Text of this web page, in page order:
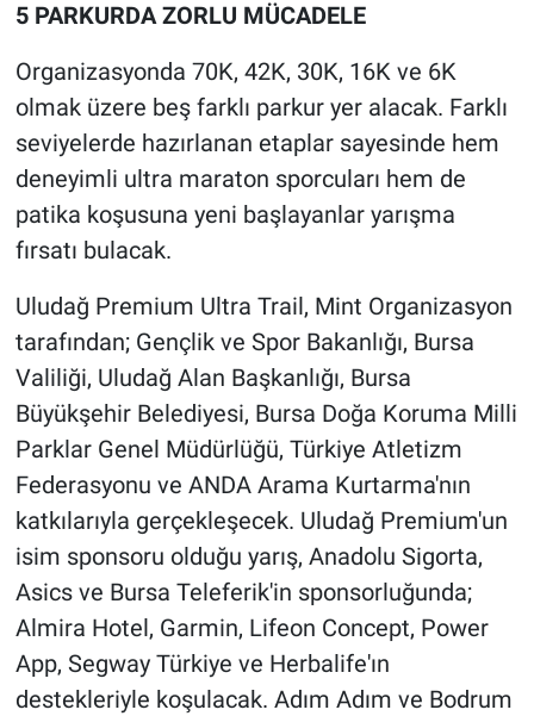
5 PARKURDA ZORLU MÜCADELE
Organizasyonda 70K, 42K, 30K, 16K ve 6K
olmak üzere beş farklı parkur yer alacak. Farklı
seviyelerde hazırlanan etaplar sayesinde hem
deneyimli ultra maraton sporcuları hem de
patika koşusuna yeni başlayanlar yarışma
fırsatı bulacak.
Uludağ Premium Ultra Trail, Mint Organizasyon
tarafından; Gençlik ve Spor Bakanlığı, Bursa
Valiliği, Uludağ Alan Başkanlığı, Bursa
Büyükşehir Belediyesi, Bursa Doğa Koruma Milli
Parklar Genel Müdürlüğü, Türkiye Atletizm
Federasyonu ve ANDA Arama Kurtarma'nın
katkılarıyla gerçekleşecek. Uludağ Premium'un
isim sponsoru olduğu yarış, Anadolu Sigorta,
Asics ve Bursa Teleferik'in sponsorluğunda;
Almira Hotel, Garmin, Lifeon Concept, Power
App, Segway Türkiye ve Herbalife'ın
destekleriyle koşulacak. Adım Adım ve Bodrum